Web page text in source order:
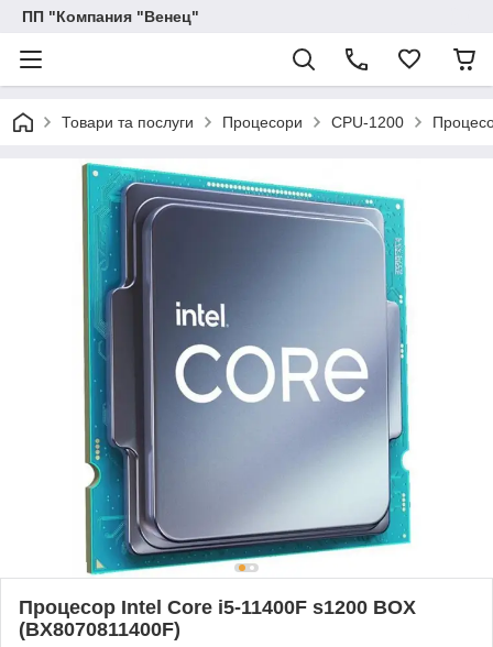
ПП "Компания "Венец"
Товари та послуги Процесори CPU-1200
Процесор Intel Core i5-11400F s1200 BOX
(BX8070811400F)